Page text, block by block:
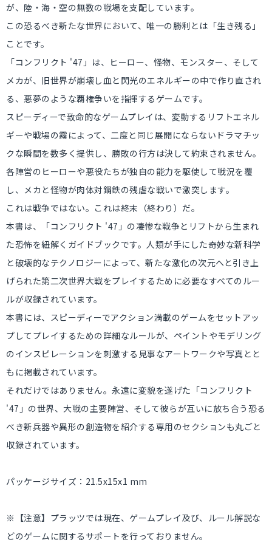
が、陸・海・空の無数の戦場を支配しています。
この恐るべき新たな世界において、唯一の勝利とは「生き残る」
ことです。
「コンフリクト '47」は、ヒーロー、怪物、モンスター、そして
メカが、旧世界が崩壊し血と閃光のエネルギーの中で作り直され
る、悪夢のような覇権争いを指揮するゲームです。
スピーディーで致命的なゲームプレイは、変動するリフトエネル
ギーや戦場の霧によって、二度と同じ展開にならないドラマチッ
クな瞬間を数多く提供し、勝敗の行方は決して約束されません。
各陣営のヒーローや悪役たちが独自の能力を駆使して戦況を覆
し、メカと怪物が肉体対鋼鉄の残虐な戦いで激突します。
これは戦争ではない。これは終末（終わり）だ。
本書は、「コンフリクト '47」の凄惨な戦争とリフトから生まれ
た恐怖を紐解くガイドブックです。人類が手にした奇妙な新科学
と破壊的なテクノロジーによって、新たな激化の次元へと引き上
げられた第二次世界大戦をプレイするために必要なすべてのルー
ルが収録されています。
本書には、スピーディーでアクション満載のゲームをセットアッ
プしてプレイするための詳細なルールが、ペイントやモデリング
のインスピレーションを刺激する見事なアートワークや写真とと
もに掲載されています。
それだけではありません。永遠に変貌を遂げた「コンフリクト
'47」の世界、大戦の主要陣営、そして彼らが互いに放ち合う恐る
べき新兵器や異形の創造物を紹介する専用のセクションも丸ごと
収録されています。
パッケージサイズ：21.5x15x1 mm
※【注意】プラッツでは現在、ゲームプレイ及び、ルール解説な
どのゲームに関するサポートを行っておりません。